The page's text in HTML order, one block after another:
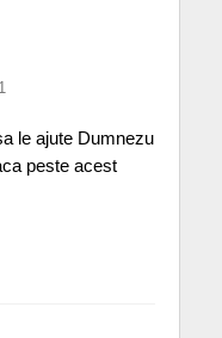
le ajute Dumnezu
peste acest